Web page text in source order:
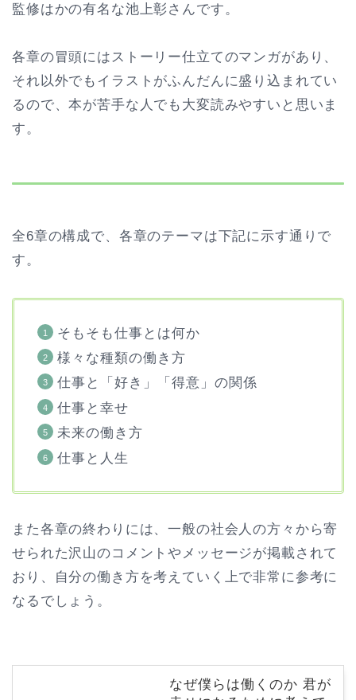
監修はかの有名な池上彰さんです。
各章の冒頭にはストーリー仕立てのマンガがあり、
それ以外でもイラストがふんだんに盛り込まれてい
るので、本が苦手な人でも大変読みやすいと思いま
す。
全6章の構成で、各章のテーマは下記に示す通りで
す。
そもそも仕事とは何か
様々な種類の働き方
仕事と「好き」「得意」の関係
仕事と幸せ
未来の働き方
仕事と人生
また各章の終わりには、一般の社会人の方々から寄
せられた沢山のコメントやメッセージが掲載されて
おり、自分の働き方を考えていく上で非常に参考に
なるでしょう。
なぜ僕らは働くのか 君が